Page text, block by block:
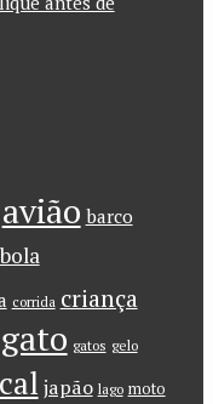
avião barco
bola
corrida criança
gato gatos gelo
japão lago moto